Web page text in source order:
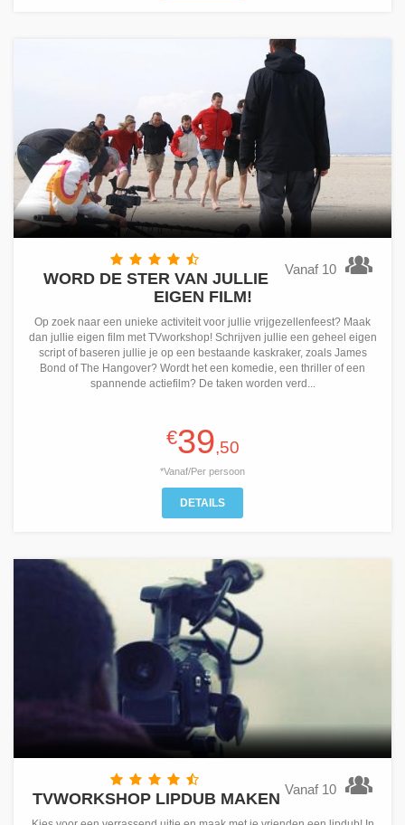
Vanaf 10
WORD DE STER VAN JULLIE
EIGEN FILM!
Op zoek naar een unieke activiteit voor jullie vrijgezellenfeest? Maak
dan jullie eigen film met TVworkshop! Schrijven jullie een geheel eigen
script of baseren jullie je op een bestaande kaskraker, zoals James
Bond of The Hangover? Wordt het een komedie, een thriller of een
spannende actiefilm? De taken worden verd...
€39,50
*Vanaf/Per persoon
DETAILS
Vanaf 10
TVWORKSHOP LIPDUB MAKEN